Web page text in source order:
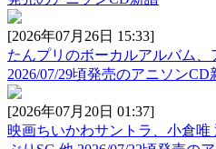
[2026年07月26日 15:33]
たんプリのボーカルアルバム
2026/07/29頃発売のアニソンCD
[2026年07月20日 01:37]
映画ちいかわサントラ、小倉唯